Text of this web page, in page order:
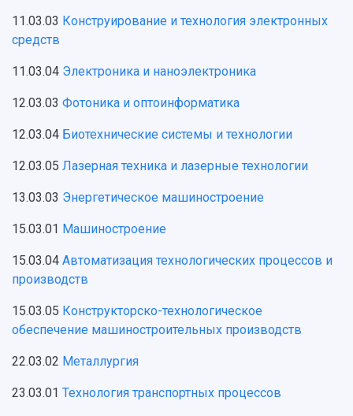
11.03.03 Конструирование и технология электронных
средств
11.03.04 Электроника и наноэлектроника
12.03.03 Фотоника и оптоинформатика
12.03.04 Биотехнические системы и технологии
12.03.05 Лазерная техника и лазерные технологии
13.03.03 Энергетическое машиностроение
15.03.01 Машиностроение
15.03.04 Автоматизация технологических процессов и
производств
15.03.05 Конструкторско-технологическое
обеспечение машиностроительных производств
22.03.02 Металлургия
23.03.01 Технология транспортных процессов